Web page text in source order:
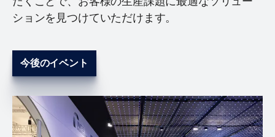
ションを見つけていただけます。
今後のイベント